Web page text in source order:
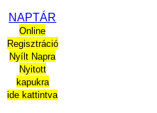
NAPTÁR
Online
Regisztráció
Nyílt Napra
Nyitott
kapukra
ide kattintva